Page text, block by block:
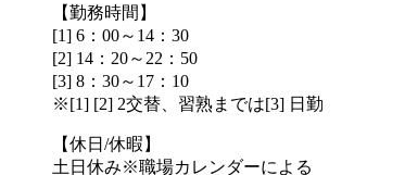
【勤務時間】
[1] 6：00～14：30
[2] 14：20～22：50
[3] 8：30～17：10
※[1] [2] 2交替、習熟までは[3] 日勤
【休日/休暇】
土日休み※職場カレンダーによる